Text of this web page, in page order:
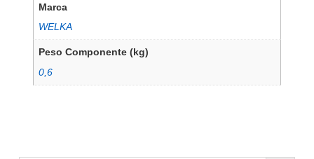
Marca
WELKA
Peso Componente (kg)
0,6